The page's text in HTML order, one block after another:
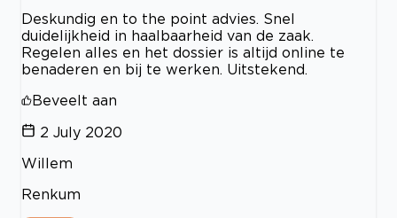
Deskundig en to the point advies. Snel
duidelijkheid in haalbaarheid van de zaak.
Regelen alles en het dossier is altijd online te
benaderen en bij te werken. Uitstekend.
Beveelt aan
2 July 2020
Willem
Renkum